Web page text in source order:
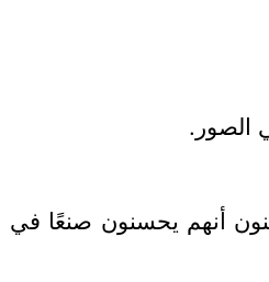
الصور.
أنهم يحسنون صنعًا